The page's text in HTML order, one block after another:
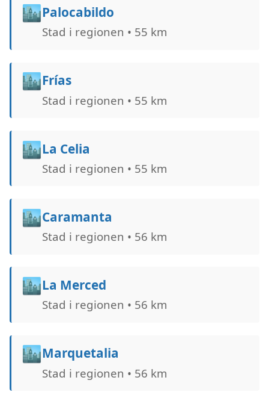
🏙️Palocabildo
Stad i regionen • 55 km
🏙️Frías
Stad i regionen • 55 km
🏙️La Celia
Stad i regionen • 55 km
🏙️Caramanta
Stad i regionen • 56 km
🏙️La Merced
Stad i regionen • 56 km
🏙️Marquetalia
Stad i regionen • 56 km